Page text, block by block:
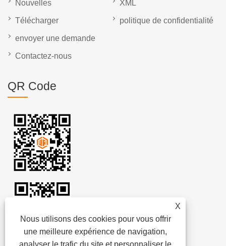
X
Nous utilisons des cookies pour vous offrir
une meilleure expérience de navigation,
analyser le trafic du site et personnaliser le
Nouvelles
Télécharger
envoyer une demande
Contactez-nous
XML
politique de confidentialité
QR Code